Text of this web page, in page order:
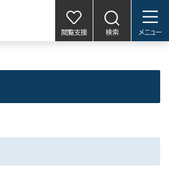
閲覧支援 検索 メニュー